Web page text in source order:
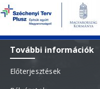
Dokumentumtár
További információk
Előterjesztések